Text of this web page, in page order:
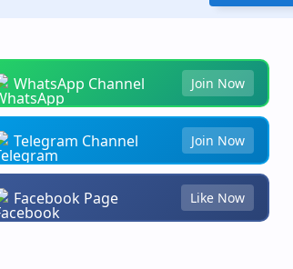
WhatsApp Channel Join Now
Telegram Channel Join Now
Facebook Page Like Now